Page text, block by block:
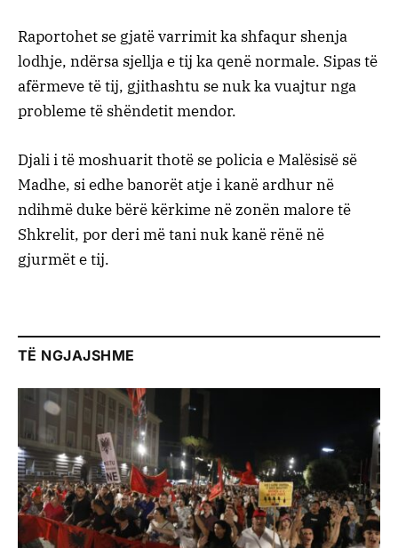
Raportohet se gjatë varrimit ka shfaqur shenja
lodhje, ndërsa sjellja e tij ka qenë normale. Sipas të
afërmeve të tij, gjithashtu se nuk ka vuajtur nga
probleme të shëndetit mendor.
Djali i të moshuarit thotë se policia e Malësisë së
Madhe, si edhe banorët atje i kanë ardhur në
ndihmë duke bërë kërkime në zonën malore të
Shkrelit, por deri më tani nuk kanë rënë në
gjurmët e tij.
TË NGJAJSHME